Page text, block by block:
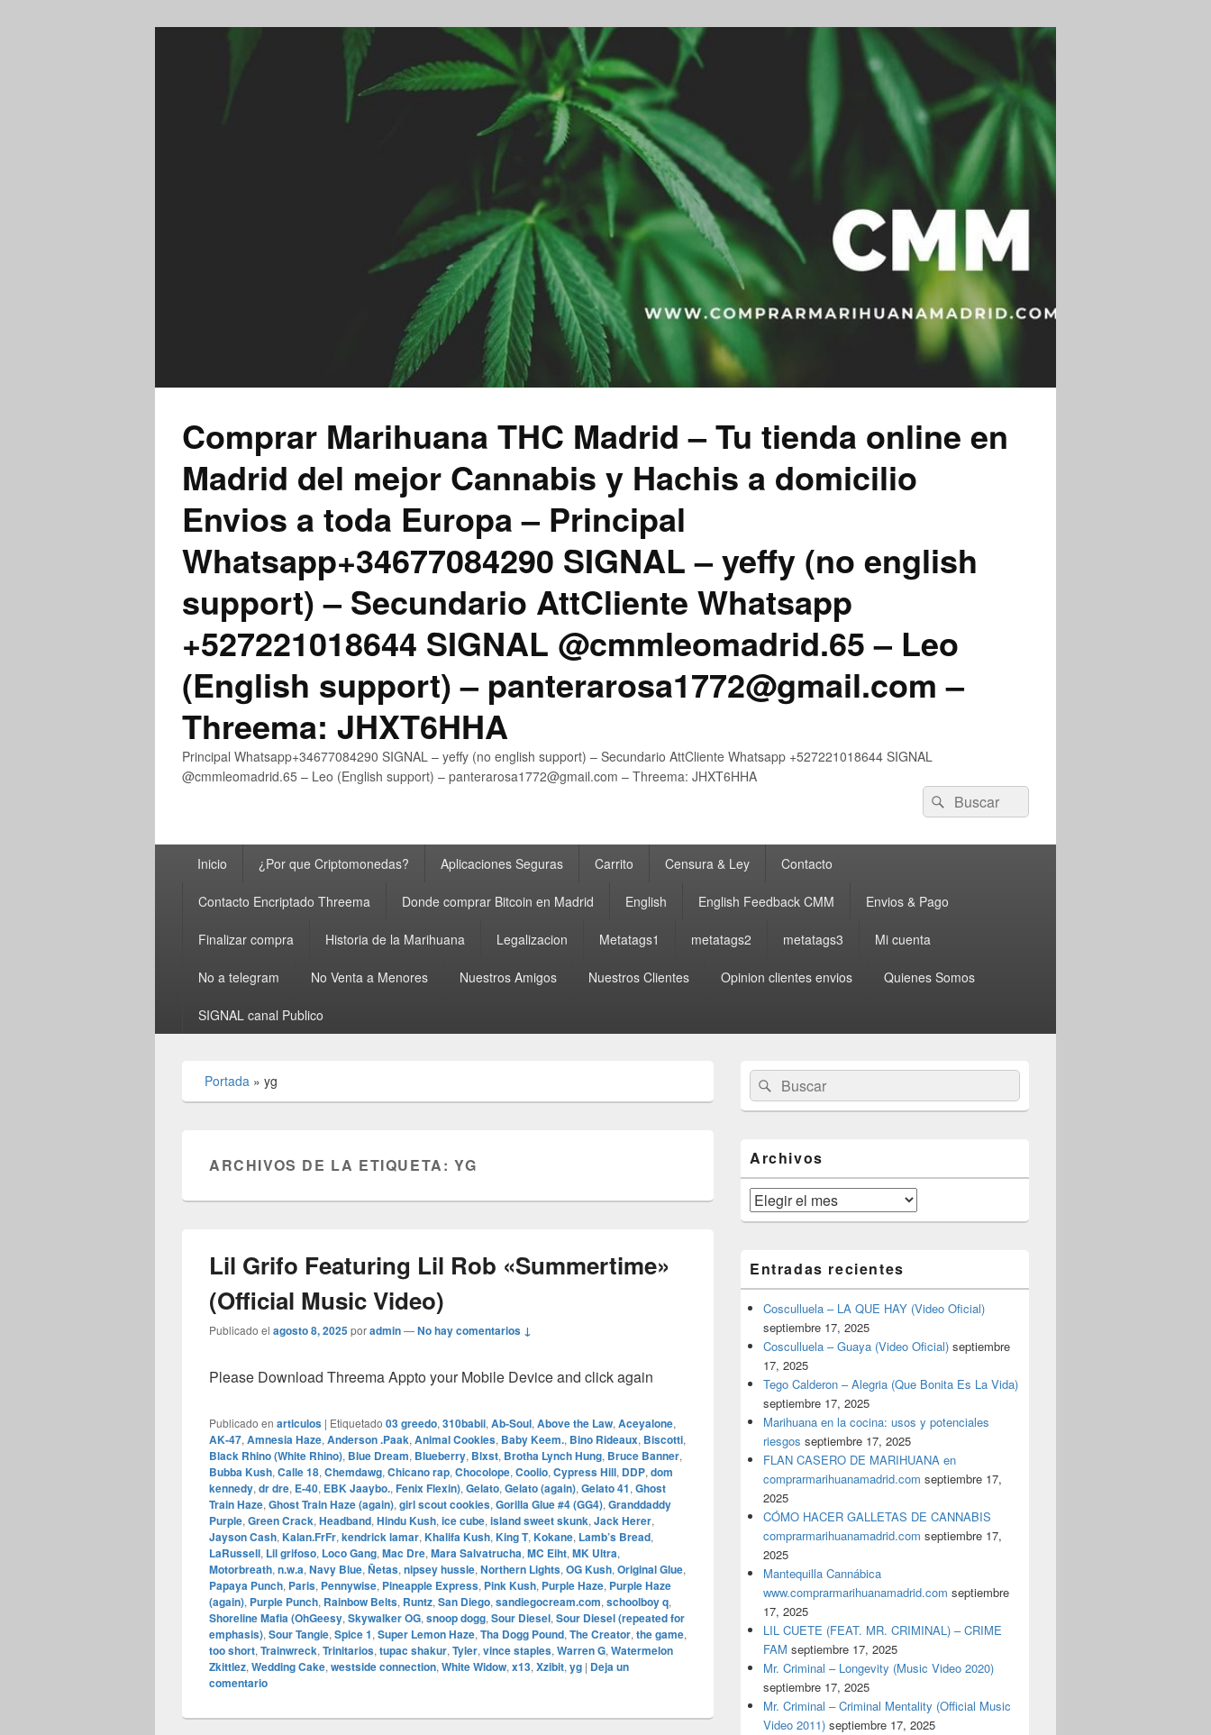
Comprar Marihuana THC Madrid – Tu tienda online en
Madrid del mejor Cannabis y Hachis a domicilio
Envios a toda Europa – Principal
Whatsapp+34677084290 SIGNAL – yeffy (no english
support) – Secundario AttCliente Whatsapp
+527221018644 SIGNAL @cmmleomadrid.65 – Leo
(English support) – panterarosa1772@gmail.com –
Threema: JHXT6HHA
Principal Whatsapp+34677084290 SIGNAL – yeffy (no english support) – Secundario AttCliente Whatsapp +527221018644 SIGNAL
@cmmleomadrid.65 – Leo (English support) – panterarosa1772@gmail.com – Threema: JHXT6HHA
Buscar
por:
Buscar
principalInicio ¿Por que Criptomonedas? Aplicaciones Seguras Carrito Censura & Ley Contacto
Contacto Encriptado Threema Donde comprar Bitcoin en Madrid English English Feedback CMM Envios & Pago
Finalizar compra Historia de la Marihuana Legalizacion Metatags1 metatags2 metatags3 Mi cuenta
No a telegram No Venta a Menores Nuestros Amigos Nuestros Clientes Opinion clientes envios Quienes Somos
SIGNAL canal Publico
Portada » yg
ARCHIVOS DE LA ETIQUETA:YG
Lil Grifo Featuring Lil Rob «Summertime»
(Official Music Video)
Publicado el agosto 8, 2025poradmin—No hay comentarios ↓
Please Download Threema Appto your Mobile Device and click again
Publicado en articulos | Etiquetado 03 greedo, 310babii, Ab‑Soul, Above the Law, Aceyalone,
AK‑47, Amnesia Haze, Anderson .Paak, Animal Cookies, Baby Keem., Bino Rideaux, Biscotti,
Black Rhino (White Rhino), Blue Dream, Blueberry, Blxst, Brotha Lynch Hung, Bruce Banner,
Bubba Kush, Calle 18, Chemdawg, Chicano rap, Chocolope, Coolio, Cypress Hill, DDP, dom
kennedy, dr dre, E‑40, EBK Jaaybo., Fenix Flexin), Gelato, Gelato (again), Gelato 41, Ghost
Train Haze, Ghost Train Haze (again), girl scout cookies, Gorilla Glue #4 (GG4), Granddaddy
Purple, Green Crack, Headband, Hindu Kush, ice cube, island sweet skunk, Jack Herer,
Jayson Cash, Kalan.FrFr, kendrick lamar, Khalifa Kush, King T, Kokane, Lamb’s Bread,
LaRussell, Lil grifoso, Loco Gang, Mac Dre, Mara Salvatrucha, MC Eiht, MK Ultra,
Motorbreath, n.w.a, Navy Blue, Ñetas, nipsey hussle, Northern Lights, OG Kush, Original Glue,
Papaya Punch, Paris, Pennywise, Pineapple Express, Pink Kush, Purple Haze, Purple Haze
(again), Purple Punch, Rainbow Belts, Runtz, San Diego, sandiegocream.com, schoolboy q,
Shoreline Mafia (OhGeesy, Skywalker OG, snoop dogg, Sour Diesel, Sour Diesel (repeated for
emphasis), Sour Tangie, Spice 1, Super Lemon Haze, Tha Dogg Pound, The Creator, the game,
too short, Trainwreck, Trinitarios, tupac shakur, Tyler, vince staples, Warren G, Watermelon
Zkittlez, Wedding Cake, westside connection, White Widow, x13, Xzibit, yg | Deja un
comentario
área
de
widget
lateral
primaria
Buscar
por:
Buscar
Archivos
Archivos
Entradas recientes
Cosculluela – LA QUE HAY (Video Oficial)
septiembre 17, 2025
Cosculluela – Guaya (Video Oficial) septiembre
17, 2025
Tego Calderon – Alegria (Que Bonita Es La Vida)
septiembre 17, 2025
Marihuana en la cocina: usos y potenciales
riesgos septiembre 17, 2025
FLAN CASERO DE MARIHUANA en
comprarmarihuanamadrid.com septiembre 17,
2025
CÓMO HACER GALLETAS DE CANNABIS
comprarmarihuanamadrid.com septiembre 17,
2025
Mantequilla Cannábica
www.comprarmarihuanamadrid.com septiembre
17, 2025
LIL CUETE (FEAT. MR. CRIMINAL) – CRIME
FAM septiembre 17, 2025
Mr. Criminal – Longevity (Music Video 2020)
septiembre 17, 2025
Mr. Criminal – Criminal Mentality (Official Music
Video 2011) septiembre 17, 2025